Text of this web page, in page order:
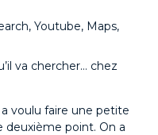
Youtube, Maps,
va chercher… chez
voulu faire une petite
deuxième point. On a